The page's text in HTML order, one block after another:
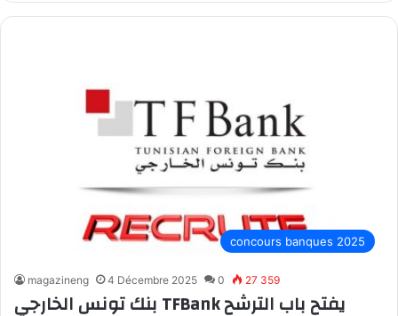
concours banques 2025
magazineng 4 Décembre 2025 0 27 359
بنك تونس الخارجي TFBank يفتح باب الترشح